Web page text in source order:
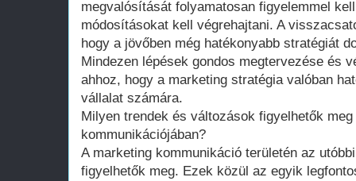
megvalósítását folyamatosan figyelemmel
módosításokat kell végrehajtani. A
hogy a jövőben még hatékonyabb stratégiát
Mindezen lépések gondos megtervezése és
ahhoz, hogy a marketing stratégia valóban
vállalat számára.
Milyen trendek és változások figyelhetők
kommunikációjában?
A marketing kommunikáció területén az
figyelhetők meg. Ezek közül az egyik